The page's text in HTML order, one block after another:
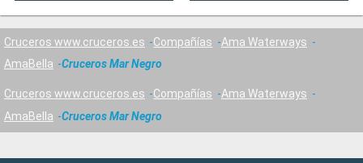
Cruceros www.cruceros.es Compañías
Ama Waterways
AmaBella
Cruceros Mar Negro
Cruceros www.cruceros.es Compañías
Ama Waterways
AmaBella
Cruceros Mar Negro